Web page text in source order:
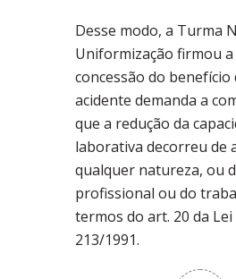
Desse modo, a Turma
Uniformização firmou a
concessão do benefício
acidente demanda a
que a redução da
laborativa decorreu de
qualquer natureza, ou
profissional ou do
termos do art. 20 da Lei
213/1991.